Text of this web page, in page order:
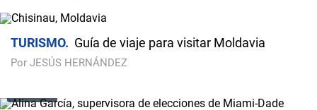
TURISMO Guía de viaje para visitar Moldavia
Por JESÚS HERNÁNDEZ